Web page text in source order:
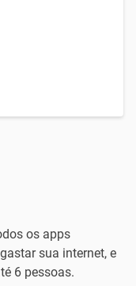
os apps
sua internet, e
6 pessoas.